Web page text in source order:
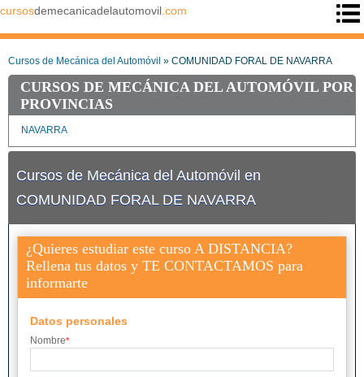
cursosdemecanicadelautomovil .com
Cursos de Mecánica del Automóvil » COMUNIDAD FORAL DE NAVARRA
CURSOS DE MECÁNICA DEL AUTOMÓVIL POR
PROVINCIAS
NAVARRA
Cursos de Mecánica del Automóvil en
COMUNIDAD FORAL DE NAVARRA
¿Quieres estudiar este curso A DISTANCIA?
Rellena tus datos y TE CONTACTAMOS para
informarte
Datos personales
Nombre*